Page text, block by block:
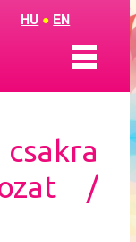
HU ● EN
/